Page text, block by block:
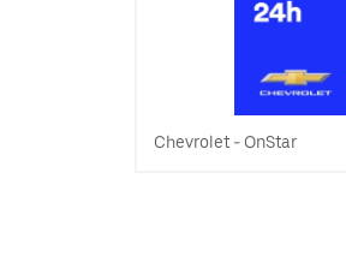
Chevrolet - OnStar